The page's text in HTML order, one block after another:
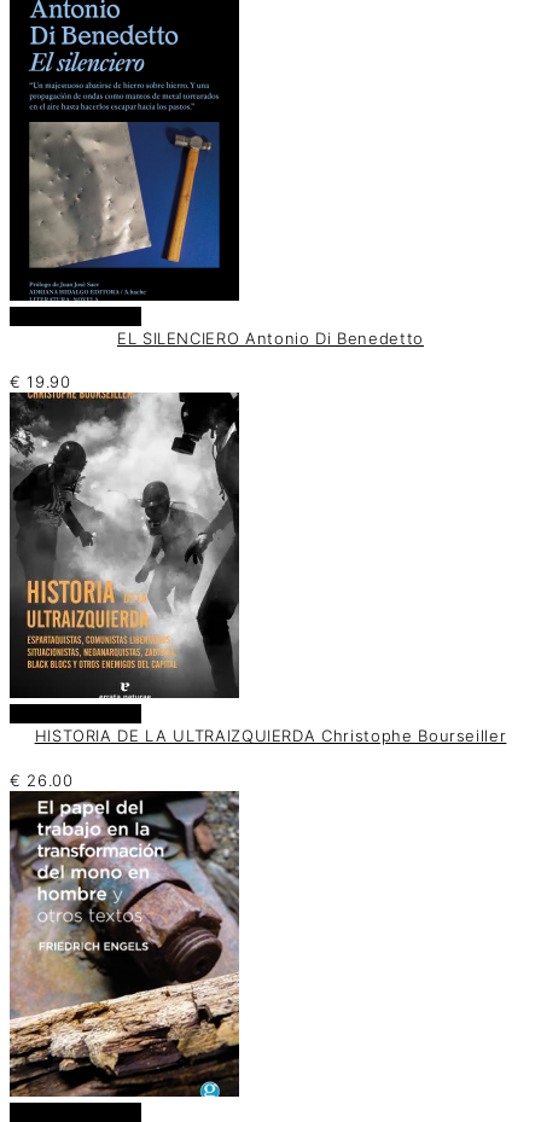
EL SILENCIERO Antonio Di Benedetto
€ 19.90
HISTORIA DE LA ULTRAIZQUIERDA Christophe Bourseiller
€ 26.00